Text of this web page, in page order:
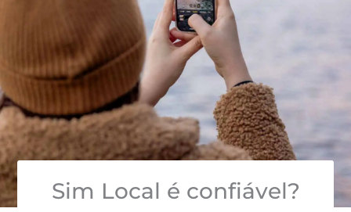
Sim Local é confiável?